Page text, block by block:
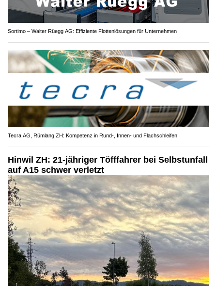
Sortimo – Walter Rüegg AG: Effiziente Flottenlösungen für Unternehmen
Tecra AG, Rümlang ZH: Kompetenz in Rund-, Innen- und Flachschleifen
Hinwil ZH: 21-jähriger Töfffahrer bei Selbstunfall
auf A15 schwer verletzt